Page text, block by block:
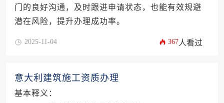
门的良好沟通，及时跟进申请状态，也能有效规避
潜在风险，提升办理成功率。
2025-11-04 367人看过
意大利建筑施工资质办理
基本释义：